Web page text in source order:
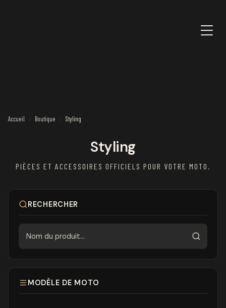
Accueil / Boutique / Styling
Styling
PIÈCES ET ACCESSOIRES OFFICIELS POUR VOTRE MOTO.
RECHERCHER
MODÈLE DE MOTO